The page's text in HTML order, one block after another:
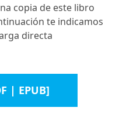
copia de este libro
te indicamos
directa
| EPUB]